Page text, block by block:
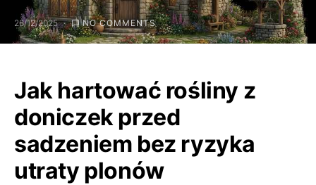
26/12/2025 NO COMMENTS
Jak hartować rośliny z
doniczek przed
sadzeniem bez ryzyka
utraty plonów